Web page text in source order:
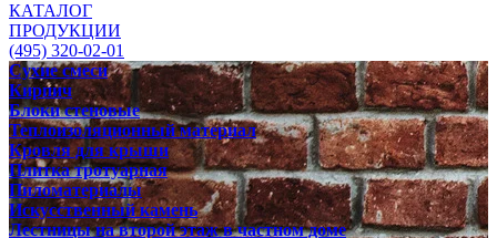
КАТАЛОГ
ПРОДУКЦИИ
(495) 320-02-01
Сухие смеси
Кирпич
Блоки стеновые
Теплоизоляционный материал
Кровля для крыши
Плитка тротуарная
Пиломатериалы
Искусственный камень
Лестницы на второй этаж в частном доме